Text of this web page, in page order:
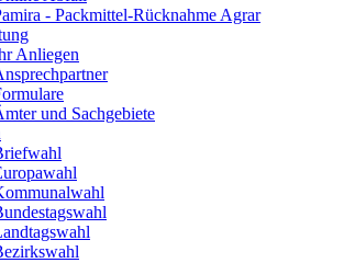
- Packmittel-Rücknahme Agrar
Anliegen
und Sachgebiete